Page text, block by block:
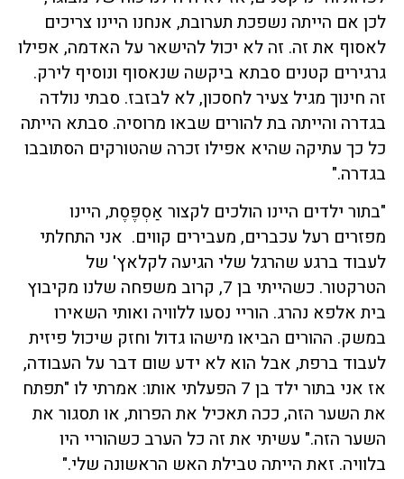
לכן אם הייתה נשפכת תערובת, אנחנו היינו צריכים
לאסוף את זה. זה לא יכול להישאר על האדמה, אפילו
גרגירים קטנים סבתא ביקשה שנאסוף ונוסיף לירק.
זה חינוך מגיל צעיר לחסכון, לא לבזבז. סבתי נולדה
בגדרה והייתה בת להורים שבאו מרוסיה. סבתא הייתה
כל כך עתיקה שהיא אפילו זכרה שהטורקים הסתובבו
בגדרה."
"בתור ילדים היינו הולכים לקצור אַסְפֶּסֶת, היינו
מפזרים רעל עכברים, מעבירים קווים. אני התחלתי
לעבוד ברגע שהרגל שלי הגיעה לקלאץ' של
הטרקטור. כשהייתי בן 7, קרוב משפחה שלנו מקיבוץ
בית אלפא נהרג. הוריי נסעו ללוויה ואותי השאירו
במשק. ההורים הביאו מישהו גדול וחזק שיכול פיזית
לעבוד ברפת, אבל הוא לא ידע שום דבר על העבודה,
אז אני בתור ילד בן 7 הפעלתי אותו: אמרתי לו "תפתח
את השער הזה, ככה תאכיל את הפרות, או תסגור את
השער הזה." עשיתי את זה כל הערב כשהוריי היו
בלוויה. זאת הייתה טבילת האש הראשונה שלי."